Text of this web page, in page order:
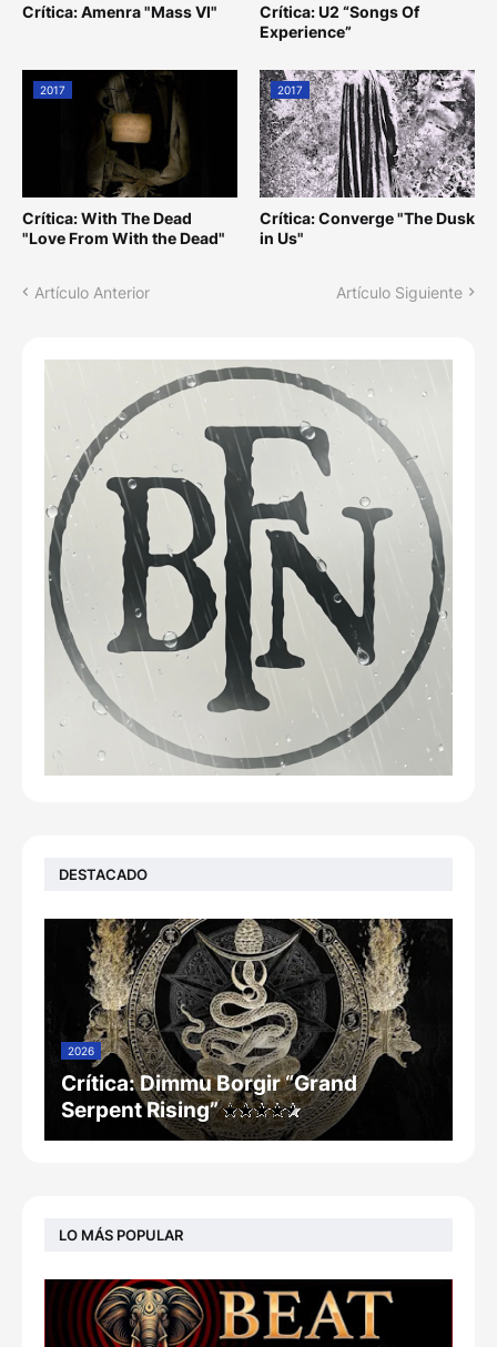
Crítica: Amenra "Mass VI"
Crítica: U2 “Songs Of
Experience”
2017
Crítica: With The Dead
"Love From With the Dead"
2017
Crítica: Converge "The Dusk
in Us"
Artículo Anterior Artículo Siguiente
DESTACADO
2026
Crítica: Dimmu Borgir “Grand
Serpent Rising”
LO MÁS POPULAR